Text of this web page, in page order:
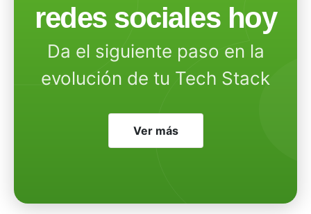
redes sociales hoy
Da el siguiente paso en la
evolución de tu Tech Stack
Ver más